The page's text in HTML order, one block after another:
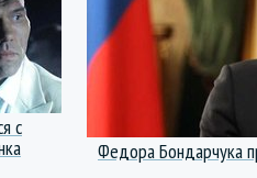
с
Федора Бондарчука